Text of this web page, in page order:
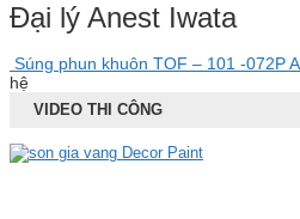
Đại lý Anest Iwata
Súng phun khuôn TOF – 101 -072P
hệ
VIDEO THI CÔNG